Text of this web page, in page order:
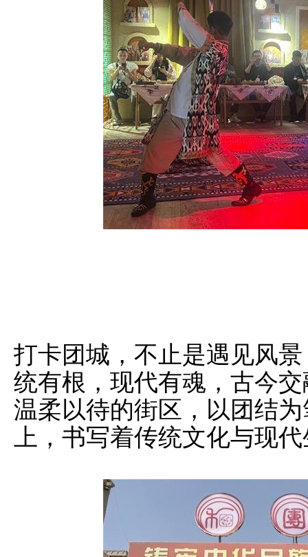
打卡团城，不止是遇见风
统有根，现代有魂，古今
温柔以待的街区，以团结
上，书写着传统文化与现